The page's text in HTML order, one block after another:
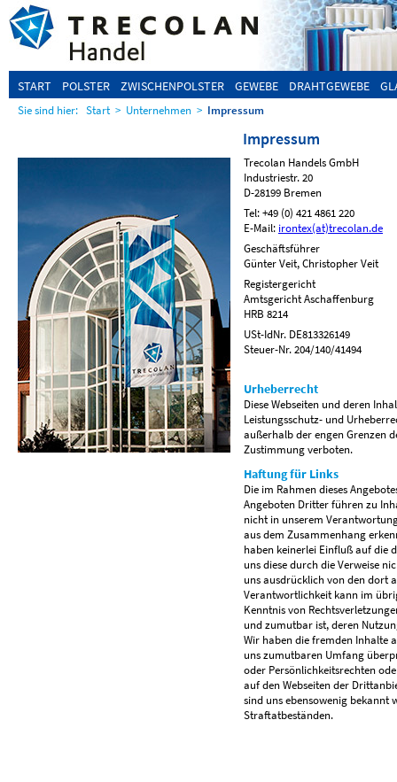
START POLSTER ZWISCHENPOLSTER GEWEBE DRAHTGEWEBE
Sie sind hier: Start > Unternehmen > Impressum
Impressum
Trecolan Handels GmbH
Industriestr. 20
D-28199 Bremen
Tel: +49 (0) 421 4861 220
E-Mail: irontex(at)trecolan.de
Geschäftsführer
Günter Veit, Christopher Veit
Registergericht
Amtsgericht Aschaffenburg
HRB 8214
USt-IdNr. DE813326149
Steuer-Nr. 204/140/41494
Urheberrecht
Diese Webseiten und deren
Leistungsschutz- und
außerhalb der engen Grenzen
Zustimmung verboten.
Haftung für Links
Die im Rahmen dieses
Angeboten Dritter führen zu
nicht in unserem
aus dem Zusammenhang
haben keinerlei Einfluß auf die
uns diese durch die Verweise
uns ausdrücklich von den dort
Verantwortlichkeit kann im
Kenntnis von
und zumutbar ist, deren
Wir haben die fremden Inhalte
uns zumutbaren Umfang
oder Persönlichkeitsrechten
auf den Webseiten der
sind uns ebensowenig bekannt
Straftatbeständen.